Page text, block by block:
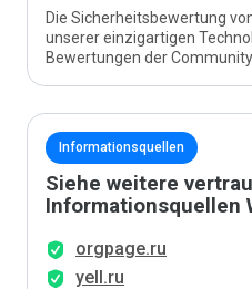
Die Sicherheitsbewertung
unserer einzigartigen
Bewertungen der
Informationsquellen
Siehe weitere
Informationsquellen
orgpage.ru
yell.ru